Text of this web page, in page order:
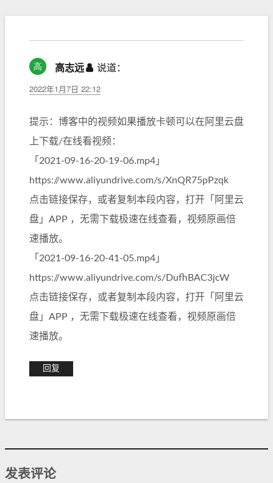
高志远 说道：
2022年1月7日 22:12
提示：博客中的视频如果播放卡顿可以在阿里云盘
上下载/在线看视频：
「2021-09-16-20-19-06.mp4」
https://www.aliyundrive.com/s/XnQR75pPzqk
点击链接保存，或者复制本段内容，打开「阿里云
盘」APP ，无需下载极速在线查看，视频原画倍
速播放。
「2021-09-16-20-41-05.mp4」
https://www.aliyundrive.com/s/DufhBAC3jcW
点击链接保存，或者复制本段内容，打开「阿里云
盘」APP ，无需下载极速在线查看，视频原画倍
速播放。
回复
发表评论